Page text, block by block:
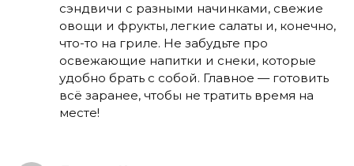
сэндвичи с разными начинками, свежие
овощи и фрукты, легкие салаты и, конечно,
что-то на гриле. Не забудьте про
освежающие напитки и снеки, которые
удобно брать с собой. Главное — готовить
всё заранее, чтобы не тратить время на
месте!